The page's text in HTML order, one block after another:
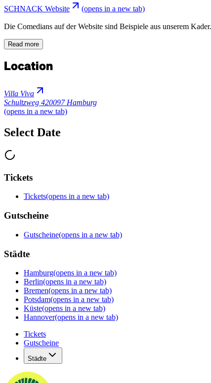
SCHNACK Website (opens in a new tab)
Die Comedians auf der Website sind Beispiele aus unserem
Read more
Location
Villa Viva
Schultzweg 420097 Hamburg
(opens in a new tab)
Select Date
Tickets
Tickets(opens in a new tab)
Gutscheine
Gutscheine(opens in a new tab)
Städte
Hamburg(opens in a new tab)
Berlin(opens in a new tab)
Bremen(opens in a new tab)
Potsdam(opens in a new tab)
Küste(opens in a new tab)
Hannover(opens in a new tab)
Tickets
Gutscheine
Städte